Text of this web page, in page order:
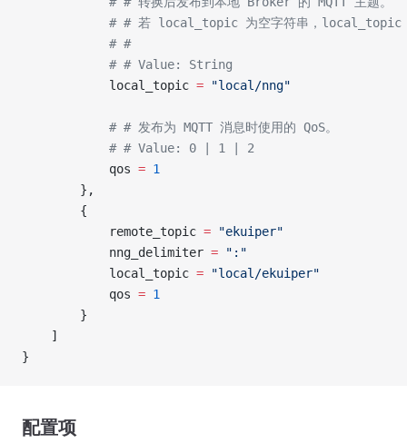
# # 若 local_topic 为空字符串，local_topic
            # #
            # # Value: String
            local_topic
= "local/nng"
            # # 发布为 MQTT 消息时使用的 QoS。
            # # Value: 0 | 1 | 2
            qos
= 1
        },
        {
            remote_topic
= "ekuiper"
            nng_delimiter
= ":"
            local_topic
= "local/ekuiper"
            qos
= 1
        }
    ]
}
配置项